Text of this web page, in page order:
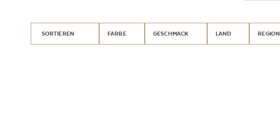
SORTIEREN FARBE GESCHMACK LAND REGION